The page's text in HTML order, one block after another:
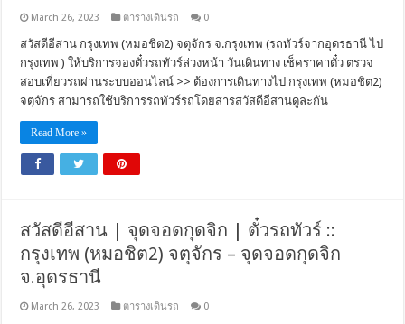
March 26, 2023 ตารางเดินรถ 0
สวัสดีอีสาน กรุงเทพ (หมอชิต2) จตุจักร จ.กรุงเทพ (รถทัวร์จากอุดรธานี ไป
กรุงเทพ ) ให้บริการจองตั๋วรถทัวร์ล่วงหน้า วันเดินทาง เช็คราคาตั๋ว ตรวจ
สอบเที่ยวรถผ่านระบบออนไลน์ >> ต้องการเดินทางไป กรุงเทพ (หมอชิต2)
จตุจักร สามารถใช้บริการรถทัวร์รถโดยสารสวัสดีอีสานดูละกัน
Read More »
สวัสดีอีสาน | จุดจอดกุดจิก | ตั๋วรถทัวร์ ::
กรุงเทพ (หมอชิต2) จตุจักร – จุดจอดกุดจิก
จ.อุดรธานี
March 26, 2023 ตารางเดินรถ 0